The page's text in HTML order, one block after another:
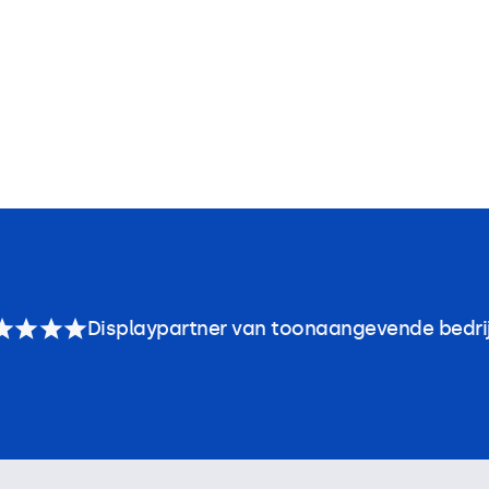
Displaypartner van toonaangevende